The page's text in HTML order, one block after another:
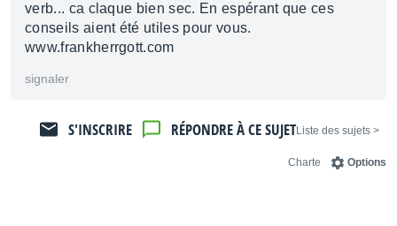
verb... ca claque bien sec. En espérant que ces
conseils aient été utiles pour vous.
www.frankherrgott.com
signaler
< Liste des sujets
RÉPONDRE À CE SUJET
S'INSCRIRE
Options
Charte